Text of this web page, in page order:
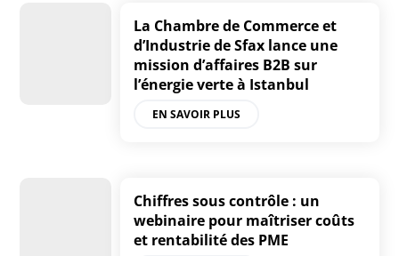
La Chambre de Commerce et
d’Industrie de Sfax lance une
mission d’affaires B2B sur
l’énergie verte à Istanbul
EN SAVOIR PLUS
Chiffres sous contrôle : un
webinaire pour maîtriser coûts
et rentabilité des PME